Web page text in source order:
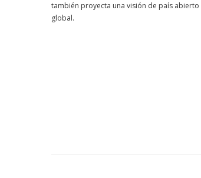
también proyecta una visión de país
global.